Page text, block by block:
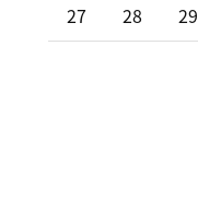
27
28 29